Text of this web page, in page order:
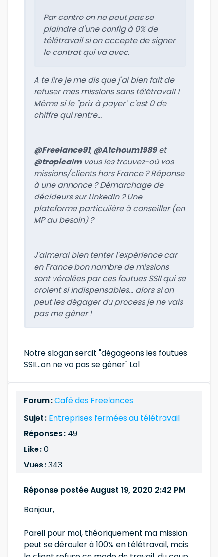
Par contre on ne peut pas se
plaindre d'une config à 0% de
télétravail si on accepte de signer
le contrat qui va avec.
A te lire je me dis que j'ai bien fait de
refuser mes missions sans télétravail !
Même si le "prix à payer" c'est 0 de
chiffre qui rentre...
@Freelance91, @Atchoum1989et
@tropicalmvous les trouvez-où vos
missions/clients hors France ? Réponse
à une annonce ? Démarchage de
décideurs sur LinkedIn ? Une
plateforme particulière à conseiller (en
MP au besoin) ?
J'aimerai bien tenter l'expérience car
en France bon nombre de missions
sont vérolées par ces foutues SSII qui se
croient si indispensables... alors si on
peut les dégager du process je ne vais
pas me gêner !
Notre slogan serait "dégageons les foutues
SSII...on ne va pas se gêner" Lol
Forum :Café des Freelances
Sujet : Entreprises fermées au télétravail
Réponses : 49
Like :0
Vues :343
Réponse postée August 19, 2020 2:42 PM
Bonjour,
Pareil pour moi, théoriquement ma mission
peut se dérouler à 100% en télétravail, mais